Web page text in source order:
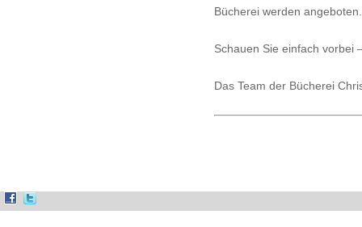
Bücherei werden angeboten.
Schauen Sie einfach vorbei
Das Team der Bücherei